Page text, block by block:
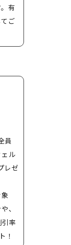
有
ご
員
ル
レゼ
、
率
！